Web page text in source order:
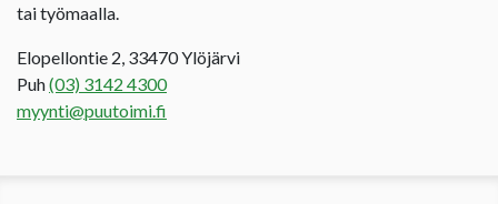
tai työmaalla.
Elopellontie 2, 33470 Ylöjärvi
Puh(03) 3142 4300
myynti@puutoimi.fi